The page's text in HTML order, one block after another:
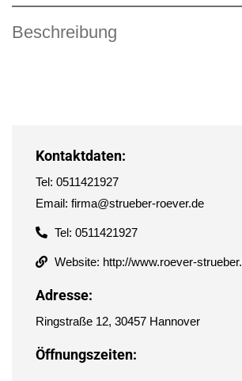
Beschreibung
Kontaktdaten:
Tel: 0511421927
Email: firma@strueber-roever.de
Tel: 0511421927
Website: http://www.roever-
Adresse:
Ringstraße 12, 30457 Hannover
Öffnungszeiten: